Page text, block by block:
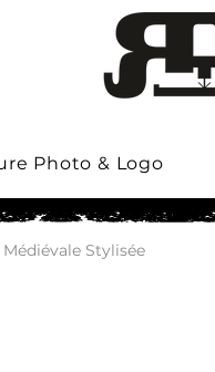
Photo & Logo
Stylisée